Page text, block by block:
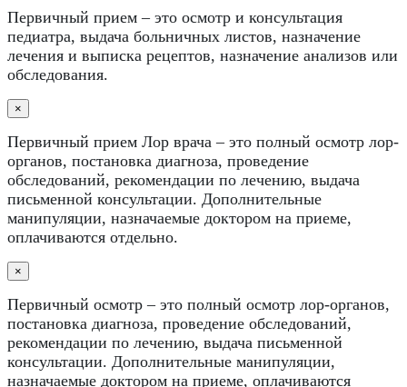
Первичный прием – это осмотр и консультация
педиатра, выдача больничных листов, назначение
лечения и выписка рецептов, назначение анализов или
обследования.
×
Первичный прием Лор врача – это полный осмотр лор-
органов, постановка диагноза, проведение
обследований, рекомендации по лечению, выдача
письменной консультации. Дополнительные
манипуляции, назначаемые доктором на приеме,
оплачиваются отдельно.
×
Первичный осмотр – это полный осмотр лор-органов,
постановка диагноза, проведение обследований,
рекомендации по лечению, выдача письменной
консультации. Дополнительные манипуляции,
назначаемые доктором на приеме, оплачиваются